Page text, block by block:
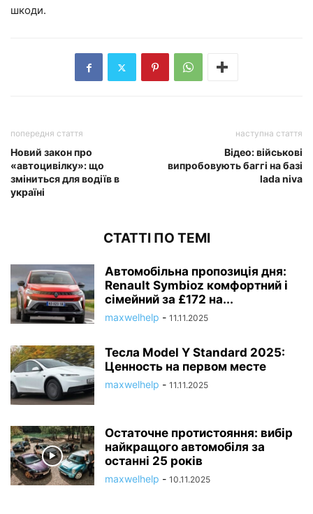
шкоди.
попередня стаття
Новий закон про
«автоцивілку»: що
зміниться для водіїв в
україні
наступна стаття
Відео: військові
випробовують баггі на базі
lada niva
СТАТТІ ПО ТЕМІ
Автомобільна пропозиція дня:
Renault Symbioz комфортний і
сімейний за £172 на...
maxwelhelp - 11.11.2025
Тесла Model Y Standard 2025:
Ценность на первом месте
maxwelhelp - 11.11.2025
Остаточне протистояння: вибір
найкращого автомобіля за
останні 25 років
maxwelhelp - 10.11.2025